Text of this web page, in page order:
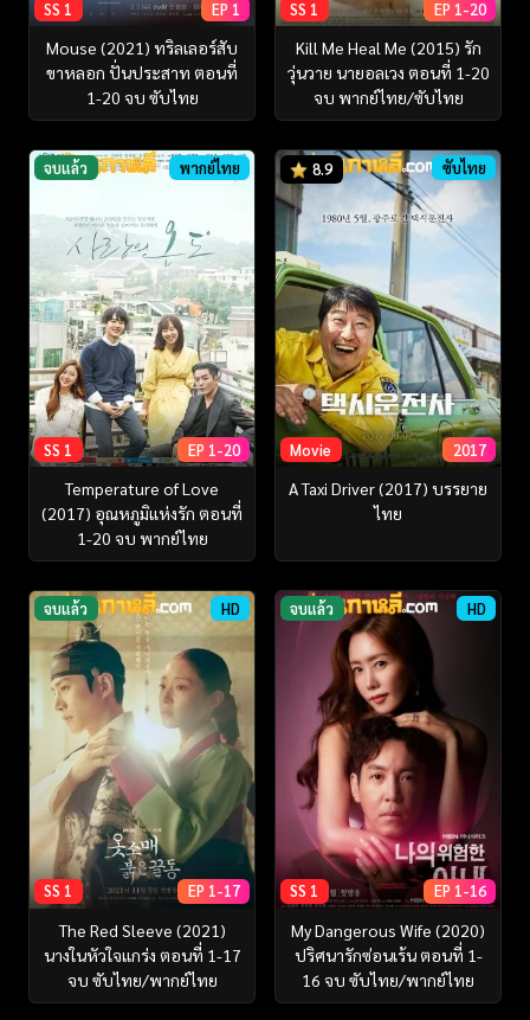
SS 1 EP 1
Mouse (2021) ทริลเลอร์สับ
ขาหลอก ปั่นประสาท ตอนที่
1-20 จบ ซับไทย
SS 1 EP 1-20
Kill Me Heal Me (2015) รัก
วุ่นวาย นายอลเวง ตอนที่ 1-20
จบ พากย์ไทย/ซับไทย
จบแล้ว พากย์ไทย
SS 1 EP 1-20
Temperature of Love
(2017) อุณหภูมิแห่งรัก ตอนที่
1-20 จบ พากย์ไทย
8.9 ซับไทย
Movie 2017
A Taxi Driver (2017) บรรยาย
ไทย
จบแล้ว HD
SS 1 EP 1-17
The Red Sleeve (2021)
นางในหัวใจแกร่ง ตอนที่ 1-17
จบ ซับไทย/พากย์ไทย
จบแล้ว HD
SS 1 EP 1-16
My Dangerous Wife (2020)
ปริศนารักซ่อนเร้น ตอนที่ 1-
16 จบ ซับไทย/พากย์ไทย